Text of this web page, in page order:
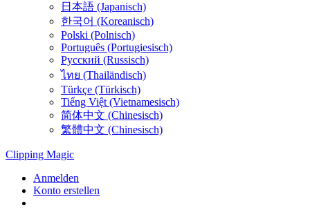
日本語 (Japanisch)
한국어 (Koreanisch)
Polski (Polnisch)
Português (Portugiesisch)
Русский (Russisch)
ไทย (Thailändisch)
Türkçe (Türkisch)
Tiếng Việt (Vietnamesisch)
简体中文 (Chinesisch)
繁體中文 (Chinesisch)
Clipping Magic
Anmelden
Konto erstellen